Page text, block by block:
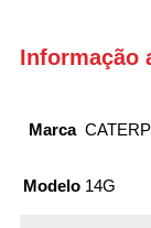
Informação
Marca
Modelo 14G